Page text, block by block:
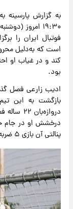
به گزارش پارسینه
۱۹:۳۰ امروز
فوتبال ایران را
است که به‌دلیل
کند و در غیاب او
بود.
ادیب زارعی فصل
بازگشت به این
درخشش او در جام
پنالتی آن بازی ۵ ضربه را مهار کرد و یک نمایش تاریخی داشت.